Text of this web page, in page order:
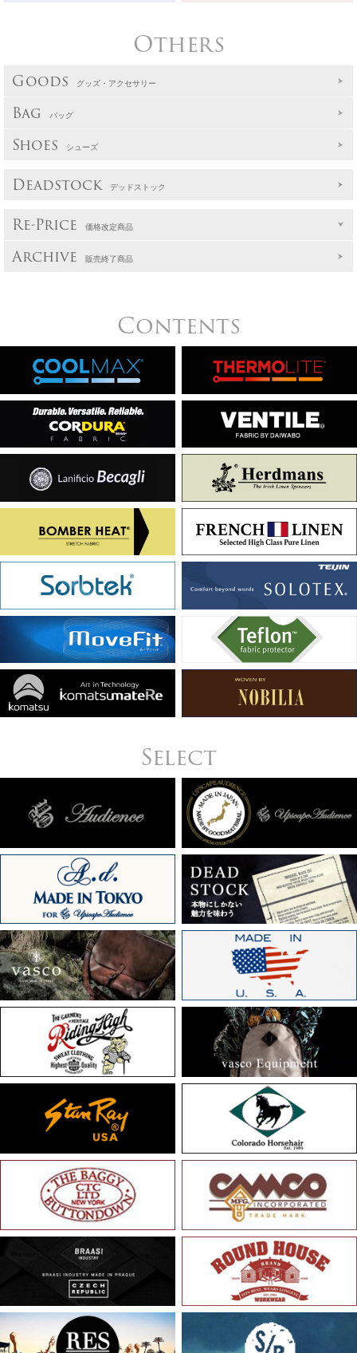
Others
Goods グッズ・アクセサリー
Bag バッグ
Shoes シューズ
Deadstock デッドストック
Re-Price 価格改定商品
Archive 販売終了商品
Contents
Select